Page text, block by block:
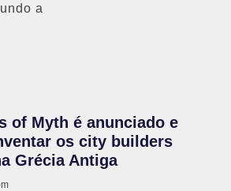
a
of Myth é anunciado e
os city builders
Grécia Antiga